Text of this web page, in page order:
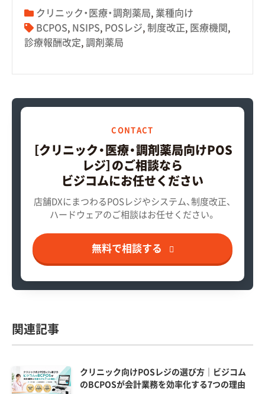
クリニック・医療・調剤薬局, 業種向け
BCPOS, NSIPS, POSレジ, 制度改正, 医療機関,
診療報酬改定, 調剤薬局
CONTACT
［クリニック・医療・調剤薬局向けPOS
レジ］のご相談なら
ビジコムにお任せください
店舗DXにまつわるPOSレジやシステム、制度改正、
ハードウェアのご相談はお任せください。
無料で相談する
関連記事
クリニック向けPOSレジの選び方｜ビジコム
のBCPOSが会計業務を効率化する7つの理由